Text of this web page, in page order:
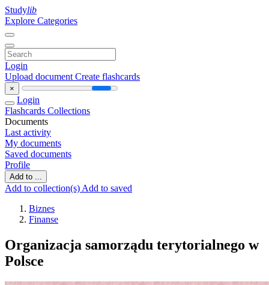
Studylib
Explore Categories
Login
Upload document Create flashcards
×
Login
Flashcards Collections
Documents
Last activity
My documents
Saved documents
Profile
Add to ...
Add to collection(s) Add to saved
Biznes
Finanse
Organizacja samorządu terytorialnego w
Polsce